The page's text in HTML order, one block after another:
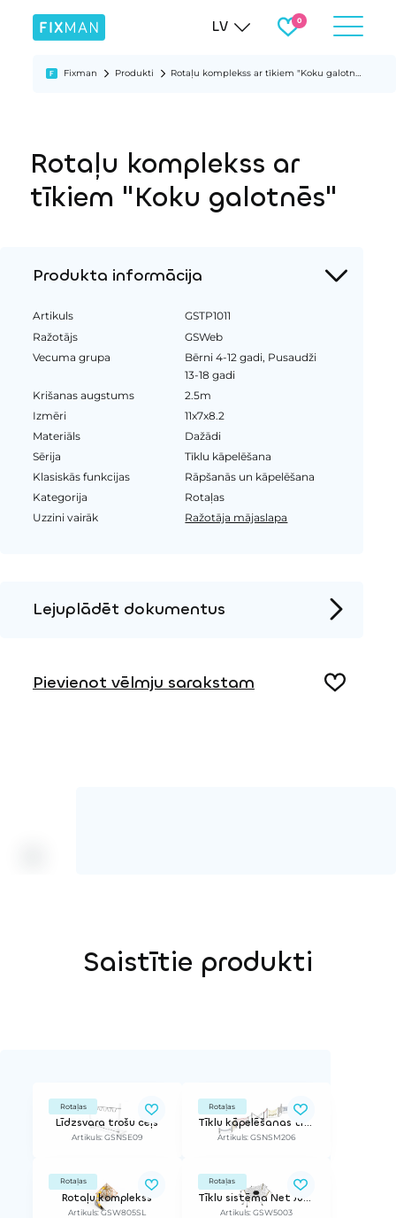
LV
Fixman Produkti Rotaļu komplekss ar tīkiem "Koku galotnēs"
Rotaļu komplekss ar
tīkiem "Koku galotnēs"
Produkta informācija
Artikuls
GSTP1011
Ražotājs
GSWeb
Vecuma grupa
Bērni 4-12 gadi, Pusaudži
13-18 gadi
Krišanas augstums
2.5m
Izmēri
11x7x8.2
Materiāls
Dažādi
Sērija
Tīklu kāpelēšana
Klasiskās funkcijas
Rāpšanās un kāpelēšana
Kategorija
Rotaļas
Uzzini vairāk
Ražotāja mājaslapa
Lejuplādēt dokumentus
Pievienot vēlmju sarakstam
Saistītie produkti
Rotaļas
Līdzsvara trošu ceļš
Artikuls: GSNSE09
Rotaļas
Tīklu kāpelēšanas trase Netscape
Artikuls: GSNSM206
Rotaļas
Rotaļu komplekss
Artikuls: GSW805SL
Rotaļas
Tīklu sistēma Net Jumper
Artikuls: GSW5003